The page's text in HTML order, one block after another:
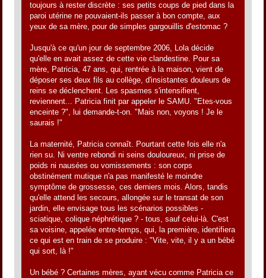
toujours à rester discrète : ses petits coups de pied dans la
paroi utérine ne pouvaient-ils passer à bon compte, aux
yeux de sa mère, pour de simples gargouillis d'estomac ?
Jusqu'à ce qu'un jour de septembre 2006, Lola décide
qu'elle en avait assez de cette vie clandestine. Pour sa
mère, Patricia, 47 ans, qui, rentrée à la maison, vient de
déposer ses deux fils au collège, d'insistantes douleurs de
reins se déclenchent. Les spasmes s'intensifient,
reviennent... Patricia finit par appeler le SAMU. "Etes-vous
enceinte ?", lui demande-t-on. "Mais non, voyons ! Je le
saurais !"
La maternité, Patricia connaît. Pourtant cette fois elle n'a
rien su. Ni ventre rebondi ni seins douloureux, ni prise de
poids ni nausées ou vomissements : son corps
obstinément mutique n'a pas manifesté le moindre
symptôme de grossesse, ces derniers mois. Alors, tandis
qu'elle attend les secours, allongée sur le transat de son
jardin, elle envisage tous les scénarios possibles -
sciatique, colique néphrétique ? - tous, sauf celui-là. C'est
sa voisine, appelée entre-temps, qui, la première, identifiera
ce qui est en train de se produire : "Vite, vite, il y a un bébé
qui sort, là !"
Un bébé ? Certaines mères, ayant vécu comme Patricia ce